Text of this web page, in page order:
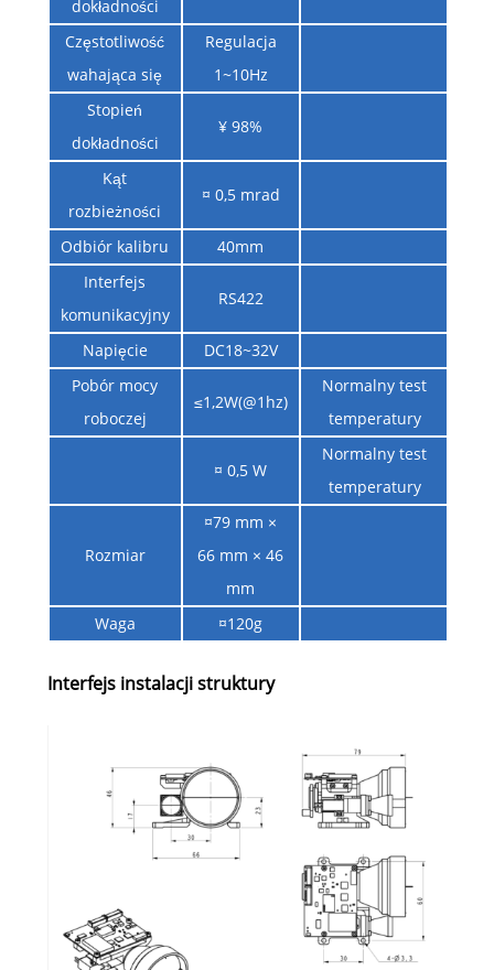
dokładności
Częstotliwość
wahająca się
Regulacja
1~10Hz
Stopień
dokładności
¥ 98%
Kąt
rozbieżności
¤ 0,5 mrad
Odbiór kalibru
40mm
Interfejs
komunikacyjny
RS422
Napięcie
DC18~32V
Pobór mocy
roboczej
≤1,2W(@1hz)
Normalny test
temperatury
¤ 0,5 W
Normalny test
temperatury
Rozmiar
¤79 mm ×
66 mm × 46
mm
Waga
¤120g
Interfejs instalacji struktury